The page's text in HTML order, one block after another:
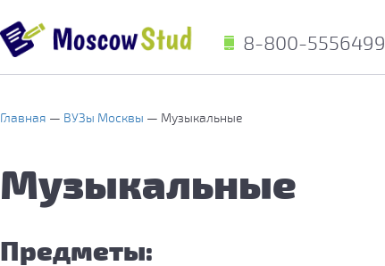
8-800-5556499
Главная ВУЗы Москвы Музыкальные
Музыкальные
Предметы: